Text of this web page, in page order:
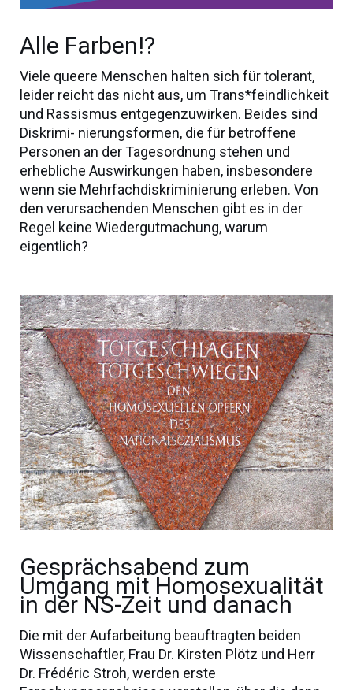
Alle Farben!?
Viele queere Menschen halten sich für tolerant,
leider reicht das nicht aus, um Trans*feindlichkeit
und Rassismus entgegenzuwirken. Beides sind
Diskrimi- nierungsformen, die für betroffene
Personen an der Tagesordnung stehen und
erhebliche Auswirkungen haben, insbesondere
wenn sie Mehrfachdiskriminierung erleben. Von
den verursachenden Menschen gibt es in der
Regel keine Wiedergutmachung, warum
eigentlich?
Gesprächsabend zum
Umgang mit Homosexualität
in der NS-Zeit und danach
Die mit der Aufarbeitung beauftragten beiden
Wissenschaftler, Frau Dr. Kirsten Plötz und Herr
Dr. Frédéric Stroh, werden erste